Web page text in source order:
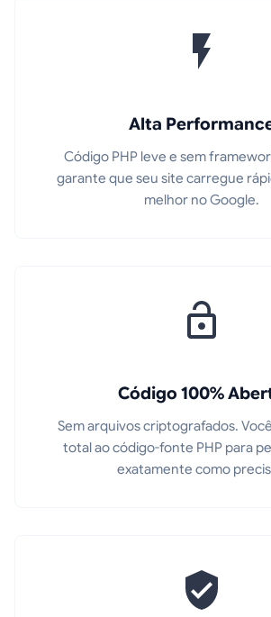
Alta
Código PHP leve e sem
garante que seu site carregue
melhor no Google.
Código 100%
Sem arquivos criptografados.
total ao código-fonte PHP para
exatamente como